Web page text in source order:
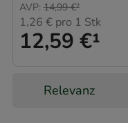
12,59 €¹
AVP: 14,99 €²
1,26 € pro 1 Stk